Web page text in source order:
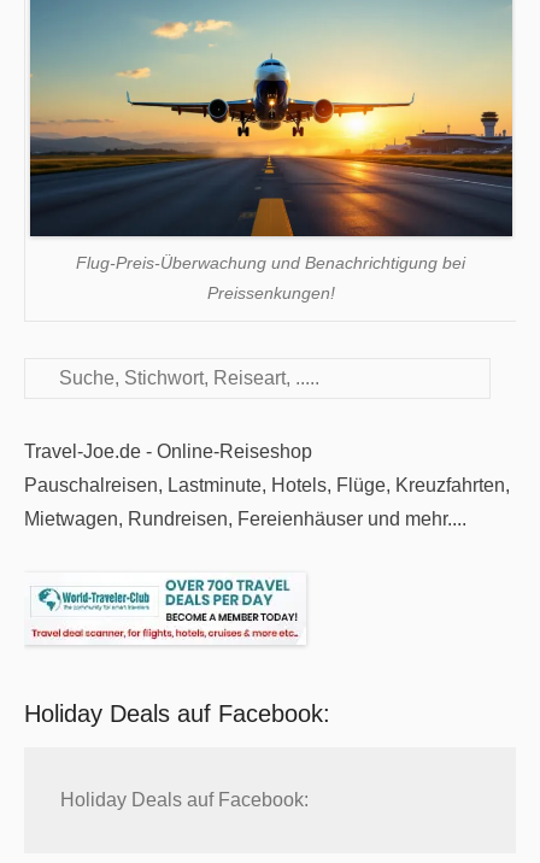
Flug-Preis-Überwachung und Benachrichtigung bei
Preissenkungen!
Suchen
Travel-Joe.de - Online-Reiseshop
Pauschalreisen, Lastminute, Hotels, Flüge, Kreuzfahrten,
Mietwagen, Rundreisen, Fereienhäuser und mehr....
Holiday Deals auf Facebook:
Holiday Deals auf Facebook: